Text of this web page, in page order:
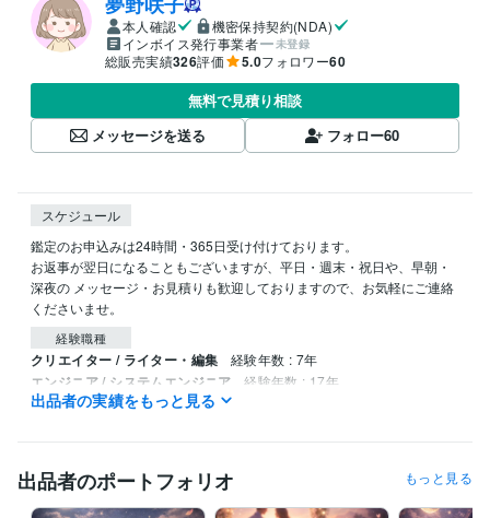
本人確認
機密保持契約(NDA)
インボイス発行事業者
未登録
総販売実績326評価 5.0フォロワー60
無料で見積り相談
メッセージを送る
フォロー60
スケジュール
鑑定のお申込みは24時間・365日受け付けております。
お返事が翌日になることもございますが、平日・週末・祝日や、早朝・
深夜の メッセージ・お見積りも歓迎しておりますので、お気軽にご連絡
くださいませ。
経験職種
クリエイター / ライター・編集 経験年数 : 7年
エンジニア / システムエンジニア 経験年数 : 17年
PM・PO・ディレクター / プロジェクトリーダー
ライフスタイル・その他 / 占い師 経験年数 : 12年
受賞歴
『復縁の教科書』サイトの占い記事を監修 「12星座×4血液型で解
出品者の実績をもっと見る
出品者のポートフォリオ もっと見る